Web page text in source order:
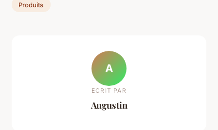
Produits
A
ECRIT PAR
Augustin